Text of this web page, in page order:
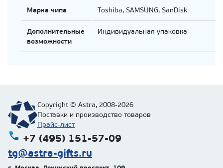
Марка чипа Toshiba, SAMSUNG, SanDisk
Дополнительные
возможности
Индивидуальная упаковка
Copyright © Astra, 2008-2026
Поставки и производство товаров
Прайс-лист
+7 (495) 151-57-09
tg@astra-gifts.ru